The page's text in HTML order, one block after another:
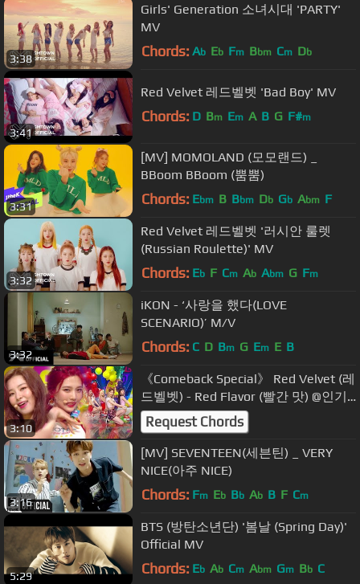
3:38
Girls' Generation 소녀시대 'PARTY'
MV
Chords: Ab Eb Fm Bbm Cm Db
3:41
Red Velvet 레드벨벳 'Bad Boy' MV
Chords: D Bm Em A B G F#m
3:31
[MV] MOMOLAND (모모랜드) _
BBoom BBoom (뿜뿜)
Chords: Ebm B Bbm Db Gb Abm F
3:32
Red Velvet 레드벨벳 '러시안 룰렛
(Russian Roulette)' MV
Chords: Eb F Cm Ab Abm G Fm
3:32
iKON - ‘사랑을 했다(LOVE
SCENARIO)’ M/V
Chords: C D Bm G Em E B
3:10
《Comeback Special》 Red Velvet (레
드벨벳) - Red Flavor (빨간 맛) @인기
가요 Inkigayo 20170709
Request Chords
3:16
[MV] SEVENTEEN(세븐틴) _ VERY
NICE(아주 NICE)
Chords: Fm Eb Bb Ab B F Cm
5:29
BTS (방탄소년단) '봄날 (Spring Day)'
Official MV
Chords: Eb Ab Cm Abm Gm Bb C